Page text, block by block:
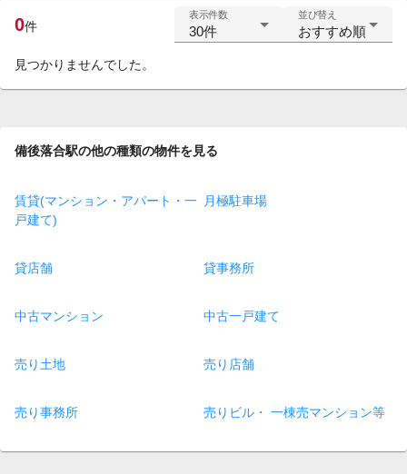
0件
表示件数
30件
並び替え
おすすめ順
見つかりませんでした。
備後落合駅の他の種類の物件を見る
賃貸(マンション・アパート・一
戸建て)
月極駐車場
貸店舗 貸事務所
中古マンション 中古一戸建て
売り土地 売り店舗
売り事務所 売りビル・ 一棟売マンション等